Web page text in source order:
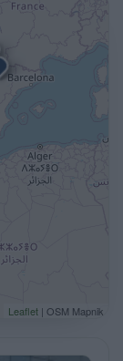
Leaflet | OSM Mapnik